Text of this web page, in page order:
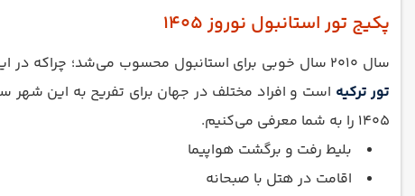
پکیج تور استانبول نوروز 1405
سال 2010 سال خوبی برای استانبول محسوب می‌شد؛ چراکه در این سال استانبول به عنوان پایتخت فرهنگ اروپا شناخته شد. بر کسی پوشیده نیست که استانبول یکی از توریستی‌ترین شهرهای
تور ترکیه است و افراد مختلف در جهان برای تفریح به این شهر
1405 را به شما معرفی می‌کنیم.
بلیط رفت و برگشت هواپیما
اقامت در هتل با صبحانه